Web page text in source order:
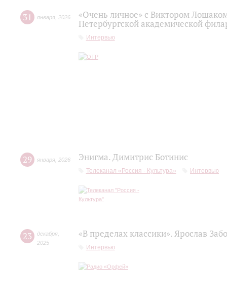
31 января 2026
«Очень личное» с Виктором
Петербургской академической
Интервью
29 января 2026 Энигма. Димитрис Ботинис
Телеканал «Россия - Культура» Интервью
23 декабря
2025
«В пределах классики». Ярослав
Интервью